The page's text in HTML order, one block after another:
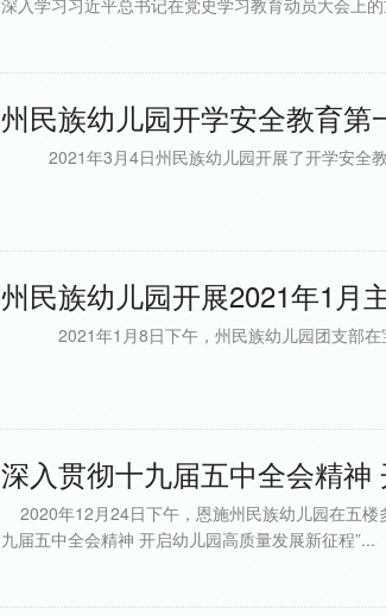
深入学习习近平总书记在党史学习教育动员大会上
州民族幼儿园开学安全教育第
2021年3月4日州民族幼儿园开展了开学安全
州民族幼儿园开展2021年1月
2021年1月8日下午，州民族幼儿园团支部在
深入贯彻十九届五中全会精
2020年12月24日下午，恩施州民族幼儿园在五楼
九届五中全会精神 开启幼儿园高质量发展新征程”...